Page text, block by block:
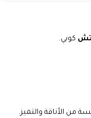
كوبي.
من الأناقة والتميز.